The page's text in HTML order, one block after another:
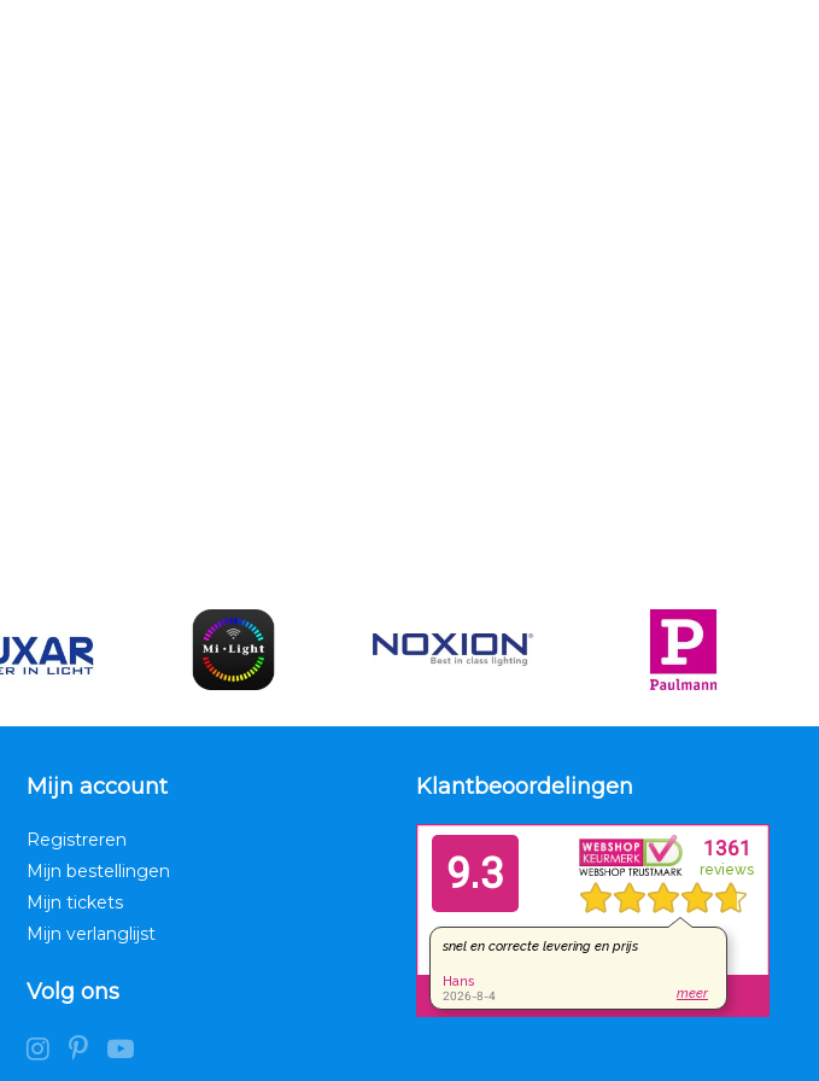
Mijn account
Registreren
Mijn bestellingen
Mijn tickets
Mijn verlanglijst
Volg ons
Klantbeoordelingen